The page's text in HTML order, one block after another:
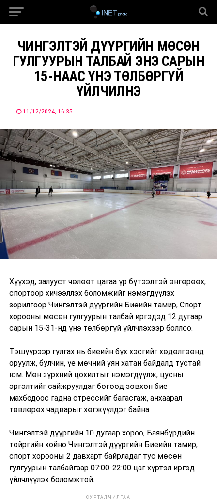
ЧИНГЭЛТЭЙ ДҮҮРГИЙН МӨСӨН
ГУЛГУУРЫН ТАЛБАЙ ЭНЭ САРЫН
15-НААС ҮНЭ ТӨЛБӨРГҮЙ
ҮЙЛЧИЛНЭ
11/12/2024, 16:35
Хүүхэд, залууст чөлөөт цагаа үр бүтээлтэй өнгөрөөх,
спортоор хичээллэх боломжийг нэмэгдүүлэх
зорилгоор Чингэлтэй дүүргийн Биеийн тамир, Спорт
хорооны мөсөн гулгуурын талбай иргэдэд 12 дугаар
сарын 15-31-нд үнэ төлбөргүй үйлчлэхээр боллоо.
Тэшүүрээр гулгах нь биеийн бүх хэсгийг хөдөлгөөнд
оруулж, булчин, үе мөчний уян хатан байдалд тустай
юм. Мөн зүрхний цохилтыг нэмэгдүүлж, цусны
эргэлтийг сайжруулдаг бөгөөд зөвхөн бие
махбодоос гадна стрессийг багасгаж, анхаарал
төвлөрөх чадварыг хөгжүүлдэг байна.
Чингэлтэй дүүргийн 10 дугаар хороо, Баянбүрдийн
тойргийн хойно Чингэлтэй дүүргийн Биеийн тамир,
спорт хорооны 2 давхарт байрладаг тус мөсөн
гулгуурын талбайгаар 07:00-22:00 цаг хүртэл иргэд
үйлчлүүлэх боломжтой.
СУРТАЛЧИЛГАА